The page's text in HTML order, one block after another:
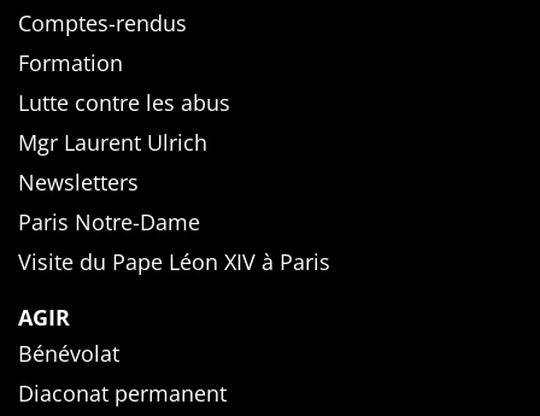
Comptes-rendus
Formation
Lutte contre les abus
Mgr Laurent Ulrich
Newsletters
Paris Notre-Dame
Visite du Pape Léon XIV à Paris
AGIR
Bénévolat
Diaconat permanent